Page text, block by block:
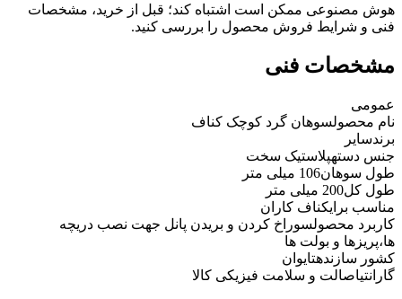
هوش مصنوعی ممکن است اشتباه کند؛ قبل از خرید، مشخصات
فنی و شرایط فروش محصول را بررسی کنید.
مشخصات فنی
عمومی
نام محصولسوهان گرد کوچک کناف
برندسایر
جنس دستهپلاستیک سخت
طول سوهان106 میلی متر
طول کل200 میلی متر
مناسب برایکناف کاران
کاربرد محصولسوراخ کردن و بریدن پانل جهت نصب دریچه
ها،پریزها و بولت ها
کشور سازندهتایوان
گارانتیاصالت و سلامت فیزیکی کالا